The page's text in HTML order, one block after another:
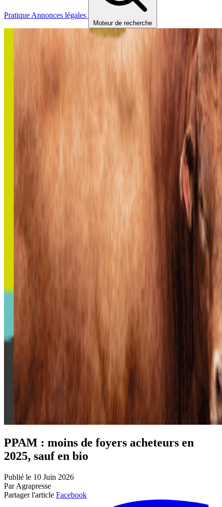
Pratique Annonces légales
Moteur de recherche
PPAM : moins de foyers acheteurs en
2025, sauf en bio
Publié le 10 Juin 2026
Par Agrapresse
Partager l'article Facebook